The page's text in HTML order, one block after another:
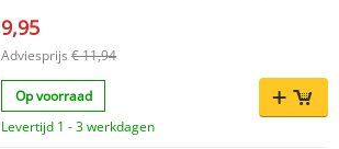
set van HBM bestaat uit een combinatie van
eenvoudig meer grip en controle hebt tijdens het
werken. Belangrijkste voordelen Complete 6-
delige set voor diverse toepassingen Bevat
lasmagneten en griptangen voor extra
gebruiksgemak Handig voor het vastzetten en
9,95
Adviesprijs € 11,94
Op voorraad
Levertijd 1 - 3 werkdagen